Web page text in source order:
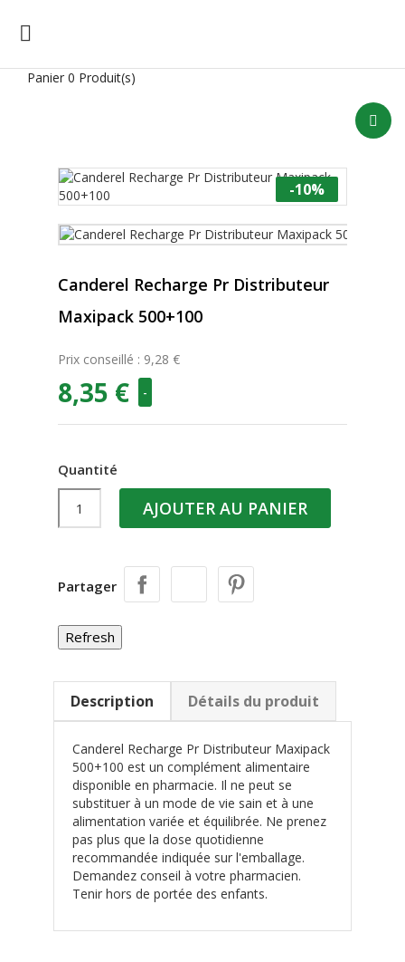

Panier 0 Produit(s)
-10%
Canderel Recharge Pr Distributeur
Maxipack 500+100
Prix conseillé : 9,28 €
8,35 € -
Quantité
AJOUTER AU PANIER
Partager
Description Détails du produit
Canderel Recharge Pr Distributeur Maxipack
500+100 est un complément alimentaire
disponible en pharmacie. Il ne peut se
substituer à un mode de vie sain et à une
alimentation variée et équilibrée. Ne prenez
pas plus que la dose quotidienne
recommandée indiquée sur l'emballage.
Demandez conseil à votre pharmacien.
Tenir hors de portée des enfants.